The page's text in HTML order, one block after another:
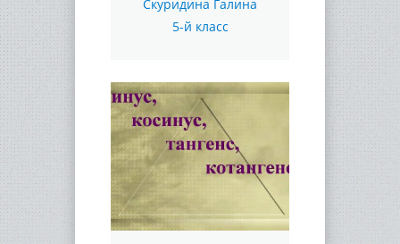
Скуридина Галина
5-й класс